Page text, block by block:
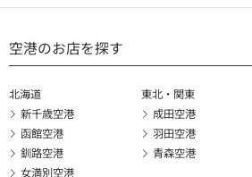
空港のお店を探す
北海道
新千歳空港
函館空港
釧路空港
女満別空港
東北・関東
成田空港
羽田空港
青森空港